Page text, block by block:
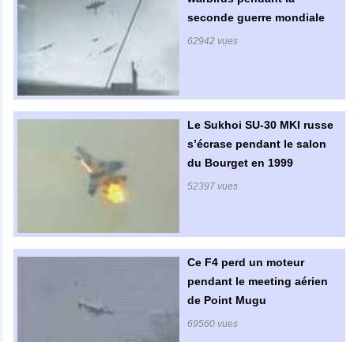
seconde guerre mondiale
62942 vues
Le Sukhoi SU-30 MKI russe
s’écrase pendant le salon
du Bourget en 1999
52397 vues
Ce F4 perd un moteur
pendant le meeting aérien
de Point Mugu
69560 vues